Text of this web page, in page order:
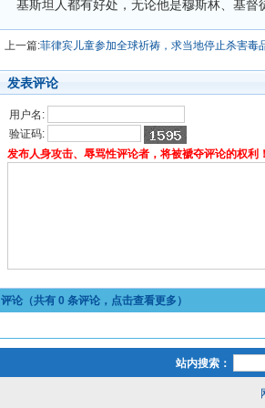
基斯坦人都有好处，无论他是穆斯林、基督
上一篇:菲律宾儿童参加全球祈祷，求当地停止杀害毒
发表评论
用户名:
验证码:
发布人身攻击、辱骂性评论者，将被褫夺评论的权利！
评论（共有 0 条评论，点击查看更多）
站内搜索：